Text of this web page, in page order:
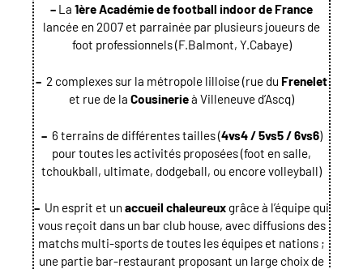
– La 1ère Académie de football indoor de France
lancée en 2007 et parrainée par plusieurs joueurs de
foot professionnels (F.Balmont, Y.Cabaye)
– 2 complexes sur la métropole lilloise (rue du Frenelet
et rue de la Cousinerieà Villeneuve d’Ascq)
– 6 terrains de différentes tailles (4vs4 / 5vs5 / 6vs6)
pour toutes les activités proposées (foot en salle,
tchoukball, ultimate, dodgeball, ou encore volleyball)
– Un esprit et unaccueil chaleureux grâce à l’équipe qui
vous reçoit dans un bar club house, avec diffusions des
matchs multi-sports de toutes les équipes et nations ;
une partie bar-restaurant proposant un large choix de